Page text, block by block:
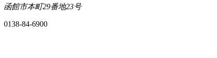
函館市本町29番地23号
0138-84-6900